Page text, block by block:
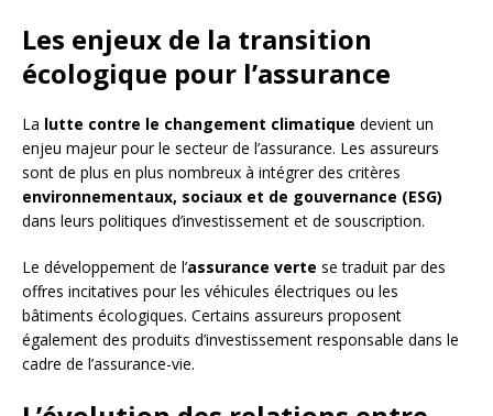
Les enjeux de la transition
écologique pour l’assurance
La lutte contre le changement climatique devient un
enjeu majeur pour le secteur de l’assurance. Les assureurs
sont de plus en plus nombreux à intégrer des critères
environnementaux, sociaux et de gouvernance (ESG)
dans leurs politiques d’investissement et de souscription.
Le développement de l’assurance verte se traduit par des
offres incitatives pour les véhicules électriques ou les
bâtiments écologiques. Certains assureurs proposent
également des produits d’investissement responsable dans le
cadre de l’assurance-vie.